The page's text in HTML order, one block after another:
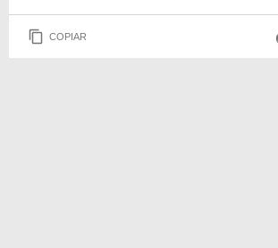
COPIAR